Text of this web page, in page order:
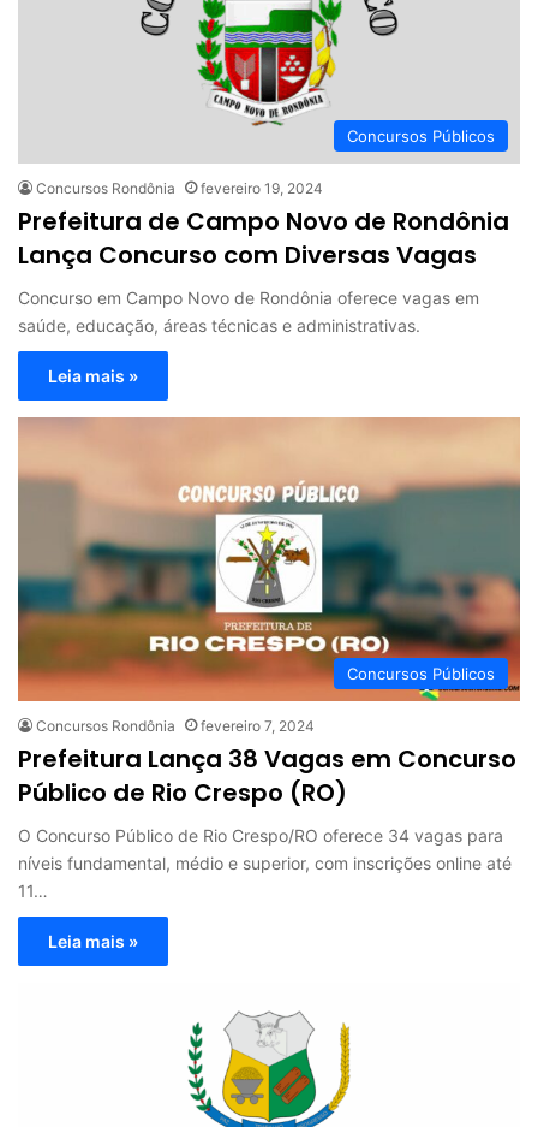
Concursos Públicos
Concursos Rondônia fevereiro 19, 2024
Prefeitura de Campo Novo de Rondônia
Lança Concurso com Diversas Vagas
Concurso em Campo Novo de Rondônia oferece vagas em
saúde, educação, áreas técnicas e administrativas.
Leia mais »
Concursos Públicos
Concursos Rondônia fevereiro 7, 2024
Prefeitura Lança 38 Vagas em Concurso
Público de Rio Crespo (RO)
O Concurso Público de Rio Crespo/RO oferece 34 vagas para
níveis fundamental, médio e superior, com inscrições online até
11…
Leia mais »